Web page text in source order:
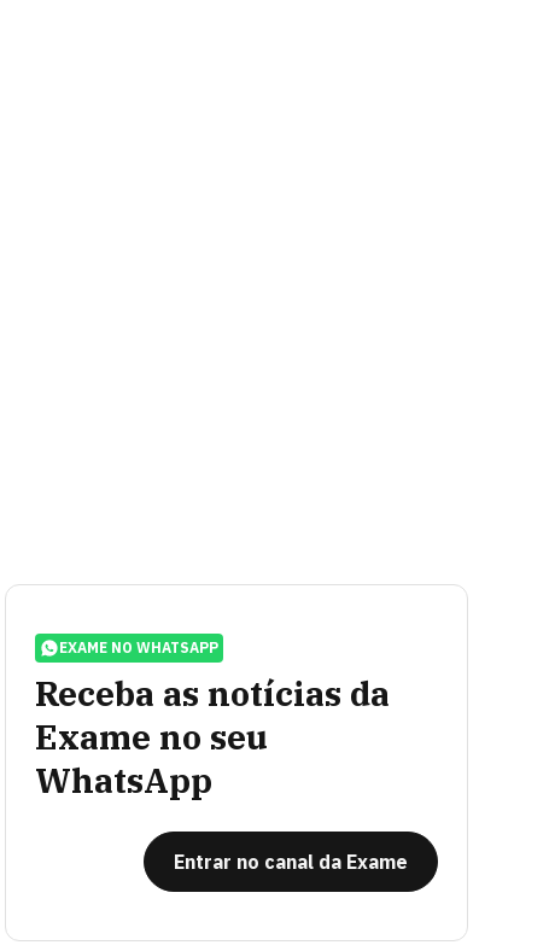
EXAME NO WHATSAPP
Receba as notícias da
Exame no seu
WhatsApp
Entrar no canal da Exame